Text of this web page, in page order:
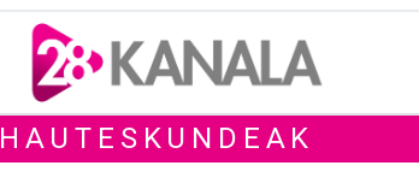
HAUTESKUNDEAK